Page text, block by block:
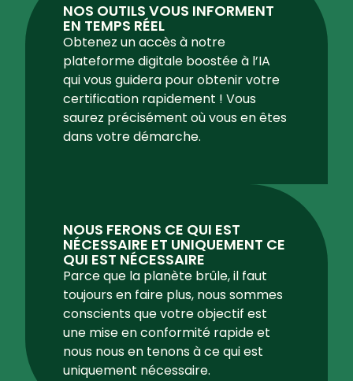
NOS OUTILS VOUS INFORMENT
EN TEMPS RÉEL
Obtenez un accès à notre
plateforme digitale boostée à l’IA
qui vous guidera pour obtenir votre
certification rapidement ! Vous
saurez précisément où vous en êtes
dans votre démarche.
NOUS FERONS CE QUI EST
NÉCESSAIRE ET UNIQUEMENT CE
QUI EST NÉCESSAIRE
Parce que la planète brûle, il faut
toujours en faire plus, nous sommes
conscients que votre objectif est
une mise en conformité rapide et
nous nous en tenons à ce qui est
uniquement nécessaire.